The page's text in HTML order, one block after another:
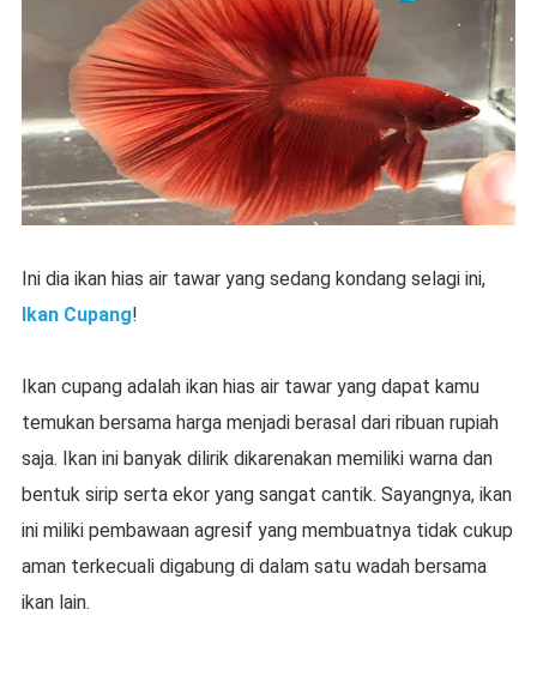
Ini dia ikan hias air tawar yang sedang kondang selagi ini,
Ikan Cupang!
Ikan cupang adalah ikan hias air tawar yang dapat kamu
temukan bersama harga menjadi berasal dari ribuan rupiah
saja. Ikan ini banyak dilirik dikarenakan memiliki warna dan
bentuk sirip serta ekor yang sangat cantik. Sayangnya, ikan
ini miliki pembawaan agresif yang membuatnya tidak cukup
aman terkecuali digabung di dalam satu wadah bersama
ikan lain.